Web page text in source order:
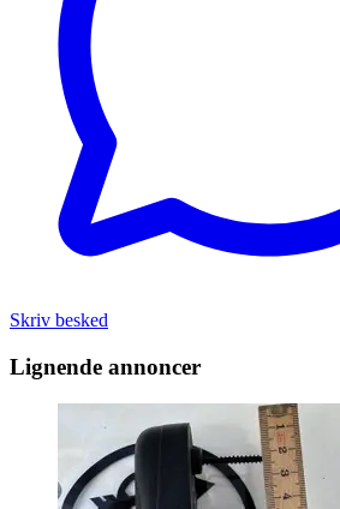
Skriv besked
Lignende annoncer